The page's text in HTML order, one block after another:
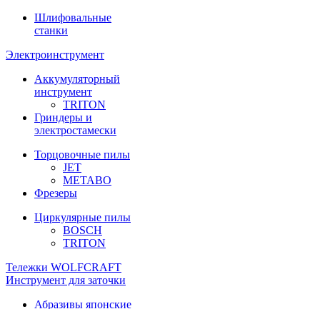
Шлифовальные
станки
Электроинструмент
Аккумуляторный
инструмент
TRITON
Гриндеры и
электростамески
Торцовочные пилы
JET
METABO
Фрезеры
Циркулярные пилы
BOSCH
TRITON
Тележки WOLFCRAFT
Инструмент для заточки
Абразивы японские